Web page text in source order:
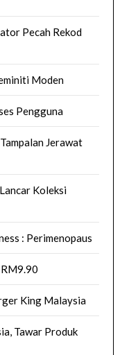
Pecah Rekod
Moden
Pengguna
Jerawat
Koleksi
: Perimenopaus
King Malaysia
Tawar Produk